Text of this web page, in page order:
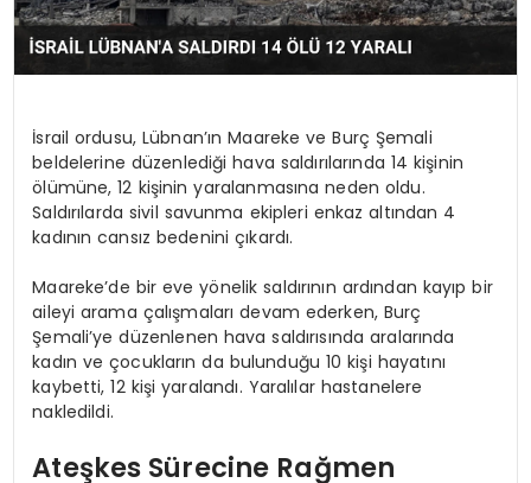
İsrail ordusu, Lübnan’ın Maareke ve Burç Şemali
beldelerine düzenlediği hava saldırılarında 14 kişinin
ölümüne, 12 kişinin yaralanmasına neden oldu.
Saldırılarda sivil savunma ekipleri enkaz altından 4
kadının cansız bedenini çıkardı.
Maareke’de bir eve yönelik saldırının ardından kayıp bir
aileyi arama çalışmaları devam ederken, Burç
Şemali’ye düzenlenen hava saldırısında aralarında
kadın ve çocukların da bulunduğu 10 kişi hayatını
kaybetti, 12 kişi yaralandı. Yaralılar hastanelere
nakledildi.
Ateşkes Sürecine Rağmen